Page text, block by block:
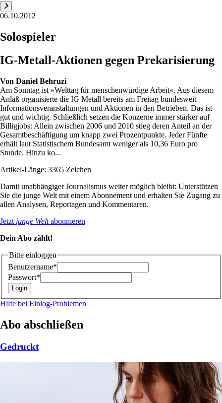
06.10.2012
Solospieler
IG-Metall-Aktionen gegen Prekarisierung
Von Daniel Behruzi
Am Sonntag ist »Welttag für menschenwürdige Arbeit«. Aus diesem
Anlaß organisierte die IG Metall bereits am Freitag bundesweit
Informationsveranstaltungen und Aktionen in den Betrieben. Das ist
gut und wichtig. Schließlich setzen die Konzerne immer stärker auf
Billigjobs: Allein zwischen 2006 und 2010 stieg deren Anteil an der
Gesamtbeschäftigung um knapp zwei Prozentpunkte. Jeder Fünfte
erhält laut Statistischem Bundesamt weniger als 10,36 Euro pro
Stunde. Hinzu ko...
Artikel-Länge: 3365 Zeichen
Damit unabhängiger Journalismus weiter möglich bleibt: Unterstützen
Sie die junge Welt mit einem Abonnement und erhalten Sie Zugang zu
allen Analysen, Reportagen und Kommentaren.
Jetzt junge Weltabonnieren
Dein Abo zählt!
Bitte einloggen
Benutzername*
Passwort*
Hilfe bei Einlog-Problemen
Abo abschließen
Gedruckt